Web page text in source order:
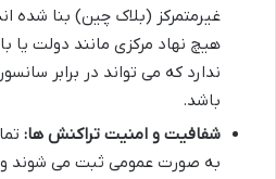
غیرمتمرکز (بلاک چین) بنا شده
هیچ نهاد مرکزی مانند دولت یا
ندارد که می تواند در برابر
باشد.
شفافیت و امنیت تراکنش ها:
به صورت عمومی ثبت می شوند و